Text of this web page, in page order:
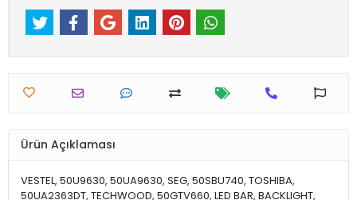
Ürün Açıklaması
VESTEL, 50U9630, 50UA9630, SEG, 50SBU740, TOSHIBA,
50UA2363DT, TECHWOOD, 50GTV660, LED BAR, BACKLIGHT,